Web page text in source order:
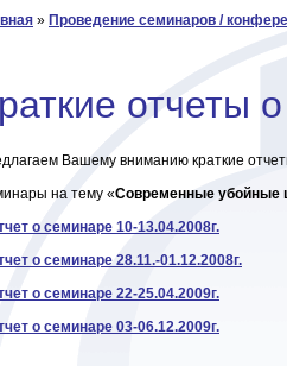
» Проведение семинаров /
отчеты
Вашему вниманию краткие
на тему «Современные убойные
о семинаре 10-13.04.2008г.
о семинаре 28.11.-01.12.2008г.
о семинаре 22-25.04.2009г.
о семинаре 03-06.12.2009г.